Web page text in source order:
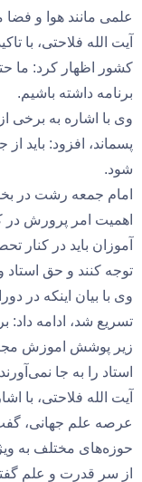
علمی مانند هوا و
آیت الله فلاحتی، با
کشور اظهار کرد: ما
برنامه داشته باشیم.
وی با اشاره به برخی
پسماند، افزود: باید
شود.
امام جمعه رشت در
اهمیت امر پرورش در
آموزان باید در کنار
توجه کنند و حق استاد
وی با بیان اینکه در
تسریع شد، ادامه داد:
زیر پوشش اموزش
استاد را به جا
آیت الله فلاحتی، با
عرصه علم جهانی،
حوزه‌های مختلف به
از سر قدرت و علم